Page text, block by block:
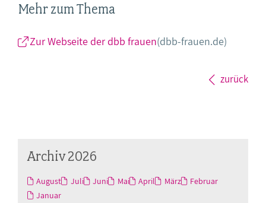
Mehr zum Thema
Zur Webseite der dbb frauen(dbb-frauen.de)
zurück
Archiv 2026
August Juli Juni Mai April März
Februar
Januar